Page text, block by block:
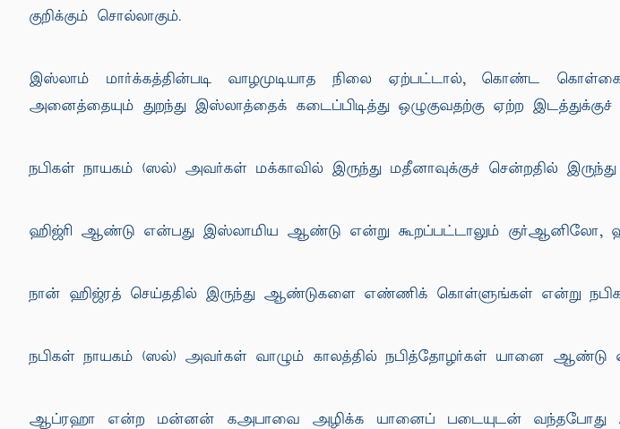
குறிக்கும் சொல்லாகும்.
இஸ்லாம் மார்க்கத்தின்படி வாழமுடியாத நிலை ஏற்பட்டால், கொண்ட
அனைத்தையும் துறந்து இஸ்லாத்தைக் கடைப்பிடித்து ஒழுகுவதற்கு ஏற்ற
நபிகள் நாயகம் (ஸல்) அவர்கள் மக்காவில் இருந்து மதீனாவுக்குச் சென்றதில்
ஹிஜ்ரி ஆண்டு என்பது இஸ்லாமிய ஆண்டு என்று கூறப்பட்டாலும் குர்ஆனிலோ,
நான் ஹிஜ்ரத் செய்ததில் இருந்து ஆண்டுகளை எண்ணிக் கொள்ளுங்கள் என்று
நபிகள் நாயகம் (ஸல்) அவர்கள் வாழும் காலத்தில் நபித்தோழர்கள் யானை ஆண்டு
ஆப்ரஹா என்ற மன்னன் கஅபாவை அழிக்க யானைப் படையுடன் வந்தபோது